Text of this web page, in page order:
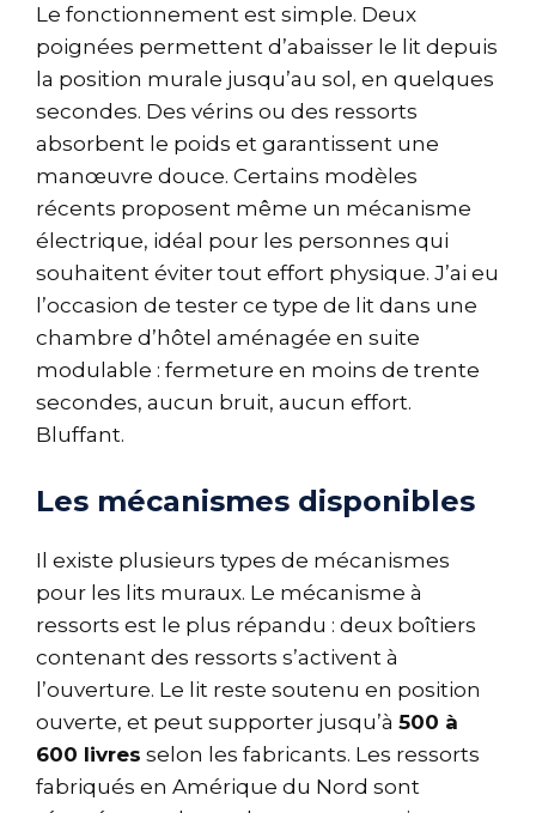
Le fonctionnement est simple. Deux
poignées permettent d’abaisser le lit depuis
la position murale jusqu’au sol, en quelques
secondes. Des vérins ou des ressorts
absorbent le poids et garantissent une
manœuvre douce. Certains modèles
récents proposent même un mécanisme
électrique, idéal pour les personnes qui
souhaitent éviter tout effort physique. J’ai eu
l’occasion de tester ce type de lit dans une
chambre d’hôtel aménagée en suite
modulable : fermeture en moins de trente
secondes, aucun bruit, aucun effort.
Bluffant.
Les mécanismes disponibles
Il existe plusieurs types de mécanismes
pour les lits muraux. Le mécanisme à
ressorts est le plus répandu : deux boîtiers
contenant des ressorts s’activent à
l’ouverture. Le lit reste soutenu en position
ouverte, et peut supporter jusqu’à 500 à
600 livres selon les fabricants. Les ressorts
fabriqués en Amérique du Nord sont